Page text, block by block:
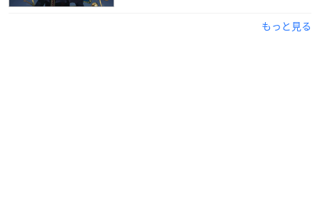
もっと見る